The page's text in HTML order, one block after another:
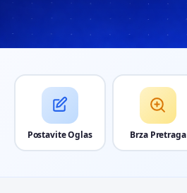
Postavite Oglas Brza Pretraga